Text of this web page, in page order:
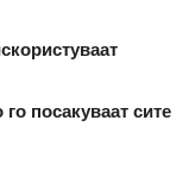
посакуваат сите